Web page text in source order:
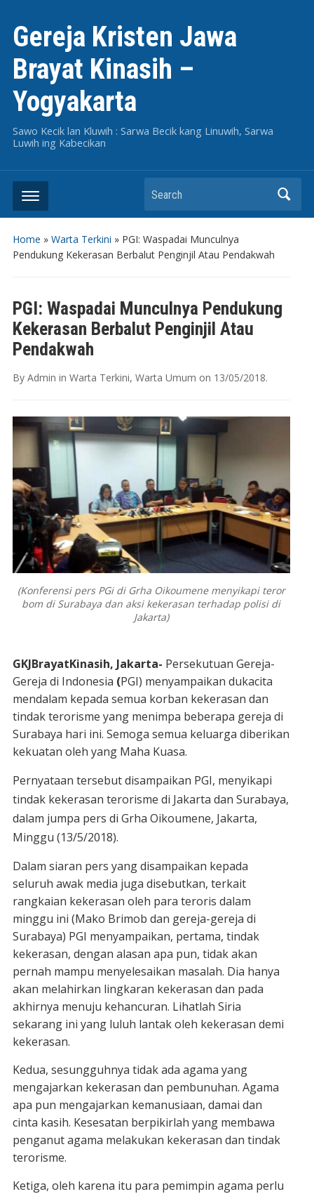
Gereja Kristen Jawa
Brayat Kinasih –
Yogyakarta
Sawo Kecik lan Kluwih : Sarwa Becik kang Linuwih, Sarwa
Luwih ing Kabecikan
Search
Home » Warta Terkini » PGI: Waspadai Munculnya
Pendukung Kekerasan Berbalut Penginjil Atau Pendakwah
PGI: Waspadai Munculnya Pendukung
Kekerasan Berbalut Penginjil Atau
Pendakwah
By Admin in Warta Terkini, Warta Umum on 13/05/2018.
(Konferensi pers PGi di Grha Oikoumene menyikapi teror
bom di Surabaya dan aksi kekerasan terhadap polisi di
Jakarta)
GKJBrayatKinasih, Jakarta- Persekutuan Gereja-
Gereja di Indonesia (PGI) menyampaikan dukacita
mendalam kepada semua korban kekerasan dan
tindak terorisme yang menimpa beberapa gereja di
Surabaya hari ini. Semoga semua keluarga diberikan
kekuatan oleh yang Maha Kuasa.
Pernyataan tersebut disampaikan PGI, menyikapi
tindak kekerasan terorisme di Jakarta dan Surabaya,
dalam jumpa pers di Grha Oikoumene, Jakarta,
Minggu (13/5/2018).
Dalam siaran pers yang disampaikan kepada
seluruh awak media juga disebutkan, terkait
rangkaian kekerasan oleh para teroris dalam
minggu ini (Mako Brimob dan gereja-gereja di
Surabaya) PGI menyampaikan, pertama, tindak
kekerasan, dengan alasan apa pun, tidak akan
pernah mampu menyelesaikan masalah. Dia hanya
akan melahirkan lingkaran kekerasan dan pada
akhirnya menuju kehancuran. Lihatlah Siria
sekarang ini yang luluh lantak oleh kekerasan demi
kekerasan.
Kedua, sesungguhnya tidak ada agama yang
mengajarkan kekerasan dan pembunuhan. Agama
apa pun mengajarkan kemanusiaan, damai dan
cinta kasih. Kesesatan berpikirlah yang membawa
penganut agama melakukan kekerasan dan tindak
terorisme.
Ketiga, oleh karena itu para pemimpin agama perlu